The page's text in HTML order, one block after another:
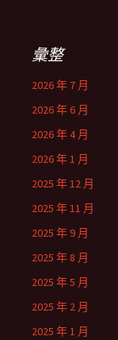
彙整
2026 年 7 月
2026 年 6 月
2026 年 4 月
2026 年 1 月
2025 年 12 月
2025 年 11 月
2025 年 9 月
2025 年 8 月
2025 年 5 月
2025 年 2 月
2025 年 1 月